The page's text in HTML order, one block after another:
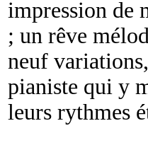
impression de
; un rêve
neuf
pianiste qui y
leurs rythmes